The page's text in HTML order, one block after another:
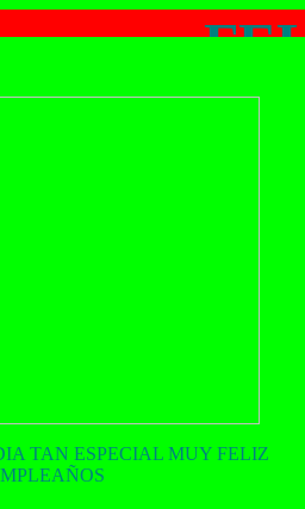
TAN ESPECIAL MUY FELIZ